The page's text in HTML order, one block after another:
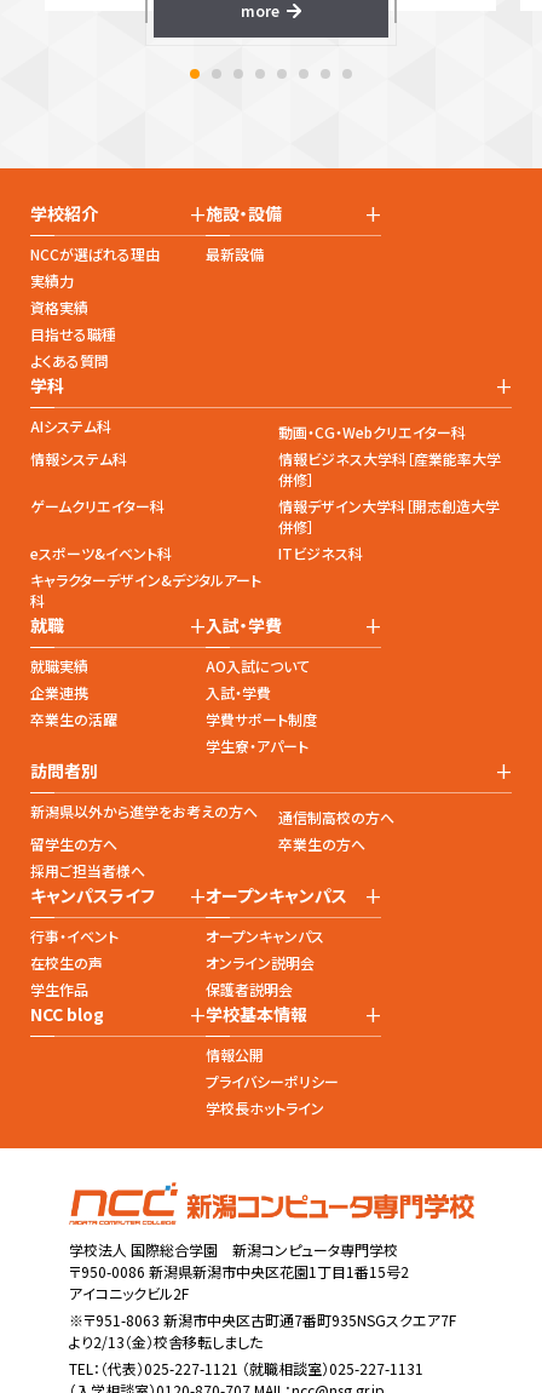
more
学校紹介 +
NCCが選ばれる理由
実績力
資格実績
目指せる職種
よくある質問
施設・設備 +
最新設備
学科 +
AIシステム科
動画・CG・Webクリエイター科
情報システム科
情報ビジネス大学科［産業能率大学
併修］
ゲームクリエイター科
情報デザイン大学科［開志創造大学
併修］
eスポーツ&イベント科
ITビジネス科
キャラクターデザイン&デジタルアート
科
就職 +
就職実績
企業連携
卒業生の活躍
入試・学費 +
AO入試について
入試・学費
学費サポート制度
学生寮・アパート
訪問者別 +
新潟県以外から進学をお考えの方へ
通信制高校の方へ
留学生の方へ
卒業生の方へ
採用ご担当者様へ
キャンパスライフ +
行事・イベント
在校生の声
学生作品
オープンキャンパス +
オープンキャンパス
オンライン説明会
保護者説明会
NCC blog +学校基本情報 +
情報公開
プライバシーポリシー
学校長ホットライン
学校法人 国際総合学園 新潟コンピュータ専門学校
〒950-0086 新潟県新潟市中央区花園1丁目1番15号2
アイコニックビル2F
※〒951-8063 新潟市中央区古町通7番町935NSGスクエア7F
より2/13（金）校舎移転しました
TEL： （代表）025-227-1121 （就職相談室）025-227-1131